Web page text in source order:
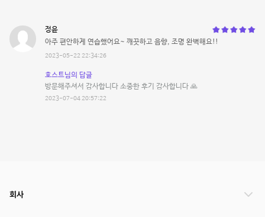
정윤
아주 편안하게 연습했어요~ 깨끗하고 음향, 조명 완벽해요!!
2023-05-22 22:34:26
호스트님의 답글
방문해주셔서 감사합니다 소중한 후기 감사합니다 🙏
2023-07-04 20:57:22
회사